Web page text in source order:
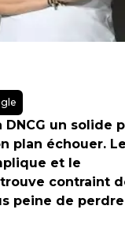
DNCG un solide
plan échouer.
et le
contraint
peine de